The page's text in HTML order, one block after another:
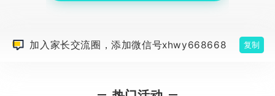
加入家长交流圈，添加微信号xhwy668668 复制